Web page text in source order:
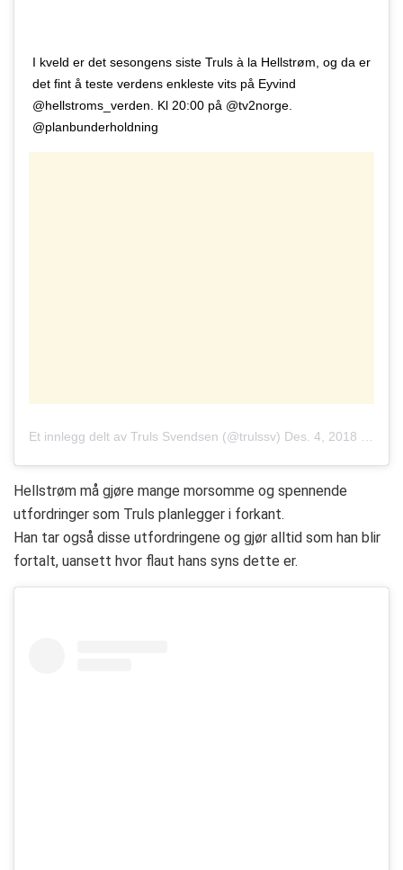
I kveld er det sesongens siste Truls à la Hellstrøm, og da er
det fint å teste verdens enkleste vits på Eyvind
@hellstroms_verden. Kl 20:00 på @tv2norge.
@planbunderholdning
Et innlegg delt av Truls Svendsen (@trulssv) Des. 4, 2018 kl. 11:58 PST
Hellstrøm må gjøre mange morsomme og spennende
utfordringer som Truls planlegger i forkant.
Han tar også disse utfordringene og gjør alltid som han blir
fortalt, uansett hvor flaut hans syns dette er.